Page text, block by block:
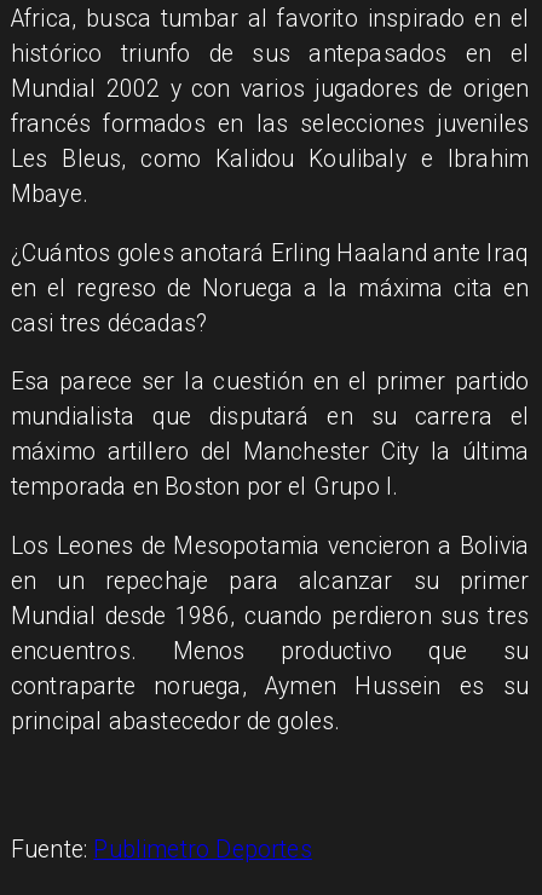
Africa, busca tumbar al favorito inspirado en el
histórico triunfo de sus antepasados en el
Mundial 2002 y con varios jugadores de origen
francés formados en las selecciones juveniles
Les Bleus, como Kalidou Koulibaly e Ibrahim
Mbaye.
¿Cuántos goles anotará Erling Haaland ante Iraq
en el regreso de Noruega a la máxima cita en
casi tres décadas?
Esa parece ser la cuestión en el primer partido
mundialista que disputará en su carrera el
máximo artillero del Manchester City la última
temporada en Boston por el Grupo I.
Los Leones de Mesopotamia vencieron a Bolivia
en un repechaje para alcanzar su primer
Mundial desde 1986, cuando perdieron sus tres
encuentros. Menos productivo que su
contraparte noruega, Aymen Hussein es su
principal abastecedor de goles.
Fuente: Publimetro Deportes